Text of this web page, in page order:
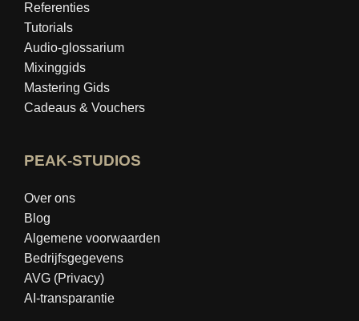
Referenties
Tutorials
Audio-glossarium
Mixinggids
Mastering Gids
Cadeaus & Vouchers
PEAK-STUDIOS
Over ons
Blog
Algemene voorwaarden
Bedrijfsgegevens
AVG (Privacy)
AI-transparantie